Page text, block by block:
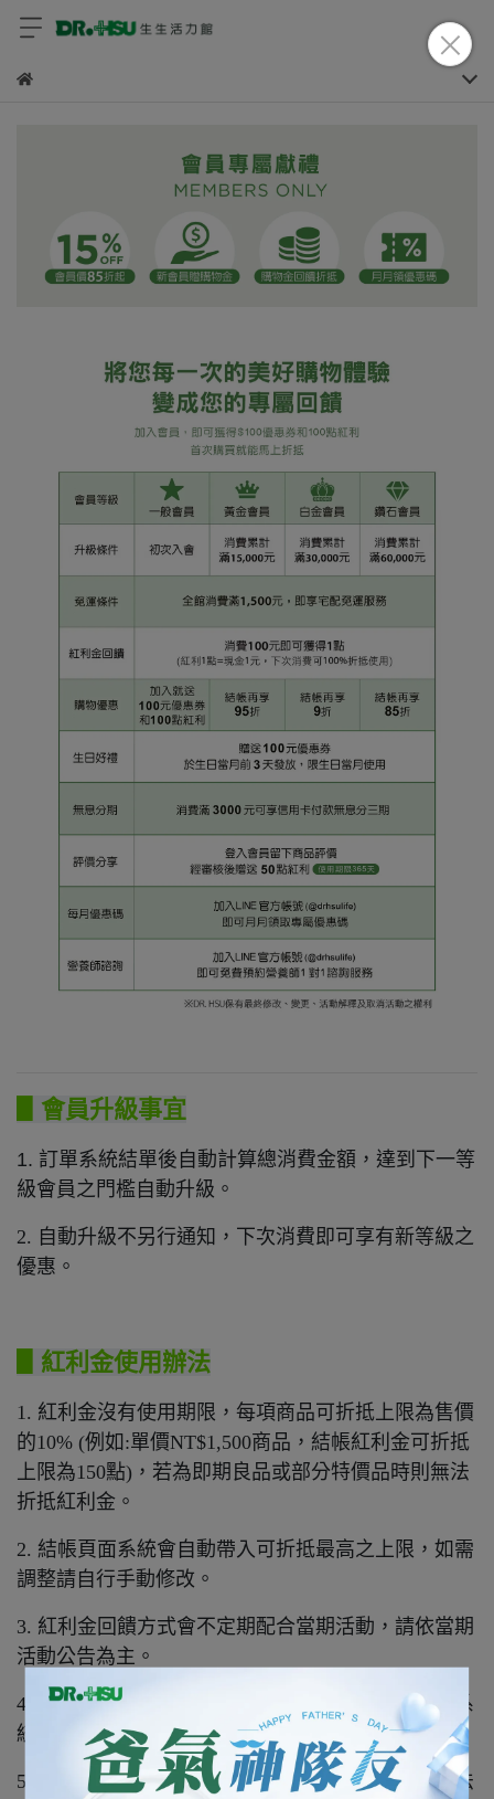
▋會員升級事宜
1. 訂單系統結單後自動計算總消費金額，達到下一等
級會員之門檻自動升級。
2. 自動升級不另行通知，下次消費即可享有新等級之
優惠。
▋紅利金使用辦法
1. 紅利金沒有使用期限，每項商品可折抵上限為售價
的10% (例如:單價NT$1,500商品，結帳紅利金可折抵
上限為150點)，若為即期良品或部分特價品時則無法
折抵紅利金。
2. 結帳頁面系統會自動帶入可折抵最高之上限，如需
調整請自行手動修改。
3. 紅利金回饋方式會不定期配合當期活動，請依當期
活動公告為主。
4. 出貨系統結單後，紅利金將自動存入會員帳號並系
統E-mail通知。
5. 紅利金累積以個別會員為準，不同會員帳號恕無法